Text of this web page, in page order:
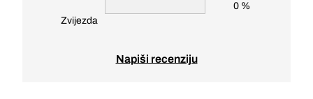
Zvijezda
0 %
Napiši recenziju